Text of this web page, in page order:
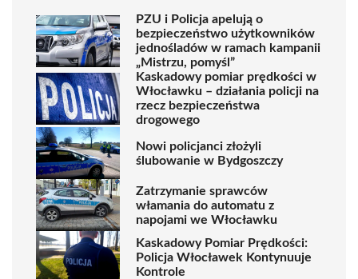
PZU i Policja apelują o
bezpieczeństwo użytkowników
jednośladów w ramach kampanii
„Mistrzu, pomyśl”
Kaskadowy pomiar prędkości w
Włocławku – działania policji na
rzecz bezpieczeństwa
drogowego
Nowi policjanci złożyli
ślubowanie w Bydgoszczy
Zatrzymanie sprawców
włamania do automatu z
napojami we Włocławku
Kaskadowy Pomiar Prędkości:
Policja Włocławek Kontynuuje
Kontrole